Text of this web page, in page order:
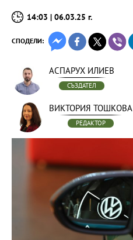
14:03 | 06.03.25 г.
СПОДЕЛИ:
АСПАРУХ ИЛИЕВ
СЪЗДАТЕЛ
ВИКТОРИЯ ТОШКОВА
РЕДАКТОР